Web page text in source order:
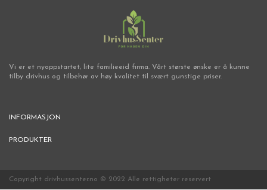
Vi er et nyoppstartet, lite familieeid firma. Vårt største ønske er å kunne
tilby drivhus og tilbehør av høy kvalitet til svært gunstige priser.
INFORMASJON
PRODUKTER
Copyright drivhussenter.no © 2022 Alle rettigheter reservert